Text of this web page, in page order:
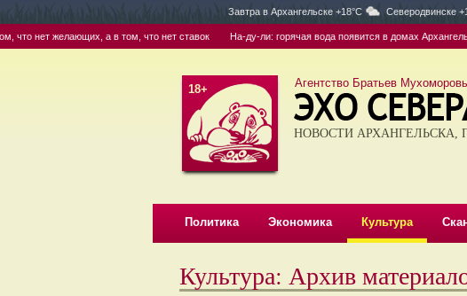
Завтра в Архангельске +18°C Северодвинске
нет желающих, а в том, что нет ставок На-ду-ли: горячая вода появится в домах
18+ Агентство Братьев
НОВОСТИ АРХАНГЕЛЬСКА,
Политика Экономика Культура
Культура: Архив